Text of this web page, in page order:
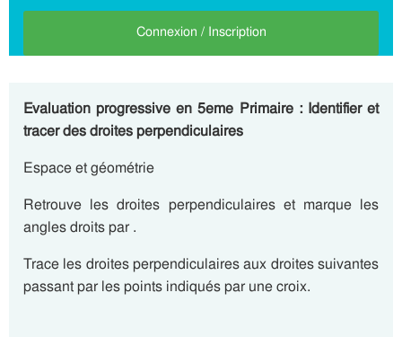
Connexion / Inscription
Evaluation progressive en 5eme Primaire : Identifier et
tracer des droites perpendiculaires
Espace et géométrie
Retrouve les droites perpendiculaires et marque les
angles droits par .
Trace les droites perpendiculaires aux droites suivantes
passant par les points indiqués par une croix.